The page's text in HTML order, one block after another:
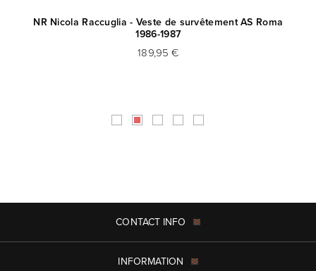
NR Nicola Raccuglia - Veste de survêtement AS Roma
1986-1987
189,95 €
CONTACT INFO
INFORMATION